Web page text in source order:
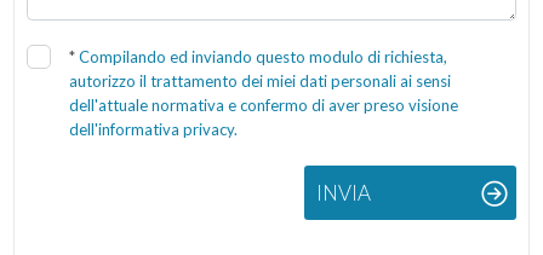
*Compilando ed inviando questo modulo di richiesta,
autorizzo il trattamento dei miei dati personali ai sensi
dell'attuale normativa e confermo di aver preso visione
dell'informativa privacy.
INVIA